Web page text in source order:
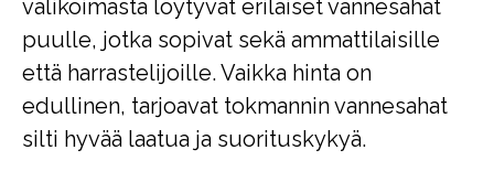
valikoimasta löytyvät erilaiset vannesahat
puulle, jotka sopivat sekä ammattilaisille
että harrastelijoille. Vaikka hinta on
edullinen, tarjoavat tokmannin vannesahat
silti hyvää laatua ja suorituskykyä.